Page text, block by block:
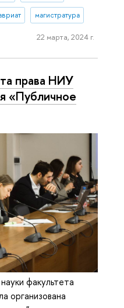
магистратура
22 марта, 2024 г.
права НИУ
«Публичное
факультета
организована